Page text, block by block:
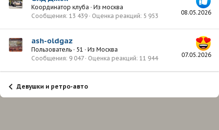
08.05.2026
Координатор клуба · Из москва
Сообщения 13 439 Оценка реакций 5 953
07.05.2026
ash-oldgaz
Пользователь · 51 · Из Москва
Сообщения 9 047 Оценка реакций 11 944
Девушки и ретро-авто